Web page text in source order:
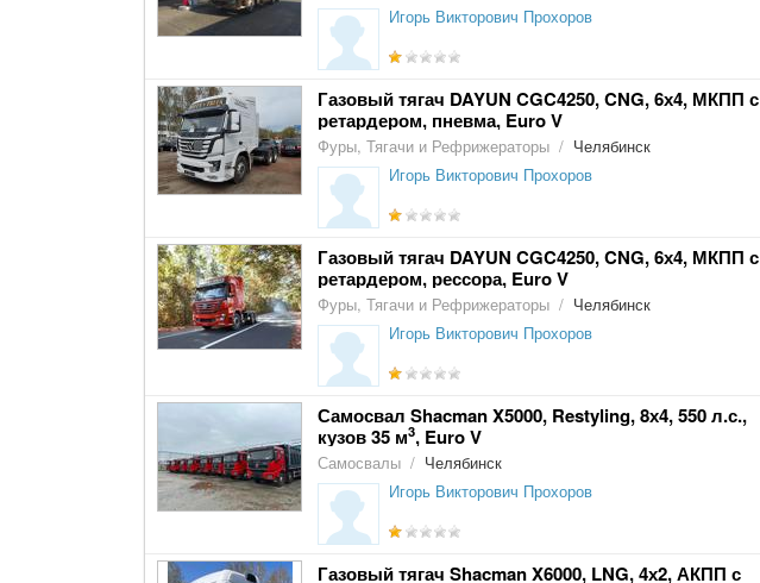
Игорь Викторович Прохоров
Газовый тягач DAYUN CGC4250, CNG, 6х4, МКПП с
ретардером, пневма, Euro V
Фуры, Тягачи и Рефрижераторы / Челябинск
Игорь Викторович Прохоров
Газовый тягач DAYUN CGC4250, CNG, 6х4, МКПП с
ретардером, рессора, Euro V
Фуры, Тягачи и Рефрижераторы / Челябинск
Игорь Викторович Прохоров
Самосвал Shacman X5000, Restyling, 8х4, 550 л.с.,
кузов 35 м3, Euro V
Самосвалы / Челябинск
Игорь Викторович Прохоров
Газовый тягач Shacman X6000, LNG, 4х2, АКПП с